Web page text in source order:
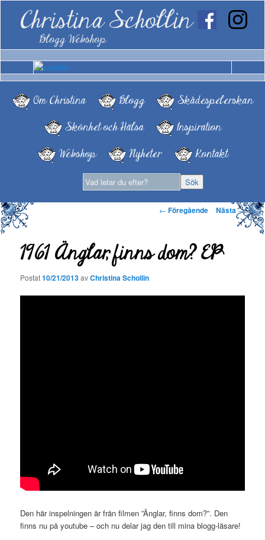
Christina Schollin
Blogg Webshop
Om Christina Blogg
Skådespelerskan
Skönhet och Hälsa
Inspiration
Webshop
Nyheter Kontakt
Inläggsnavigering
← Föregående Nästa→
1961 Änglar, finns dom? EP
Postat10/21/2013avChristina Schollin
Den här inspelningen är från filmen ”Änglar, finns dom?”. Den
finns nu på youtube – och nu delar jag den till mina blogg-läsare!